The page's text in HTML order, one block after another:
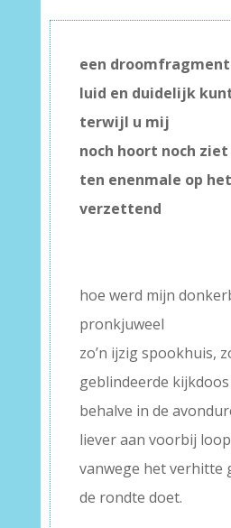
een
luid en duidelijk
terwijl u mij
noch hoort noch
ten enenmale op
verzettend
hoe werd mijn
pronkjuweel
zo’n ijzig spookhuis,
geblindeerde
behalve in de
liever aan voorbij
vanwege het verhitte
de rondte doet.